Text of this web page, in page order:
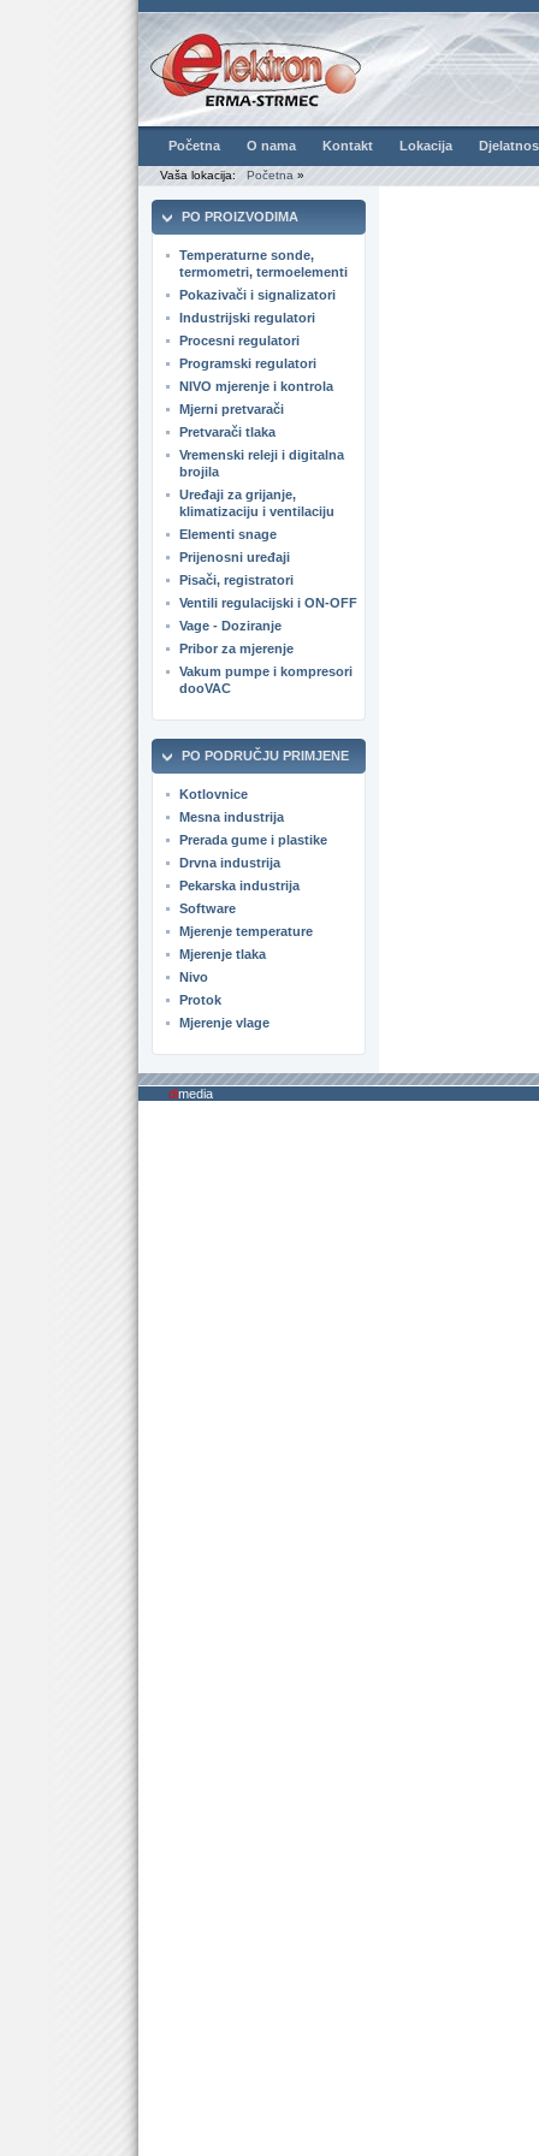
Početna O nama Kontakt Lokacija
Vaša lokacija: Početna »
PO PROIZVODIMA
Temperaturne sonde,
termometri, termoelementi
Pokazivači i signalizatori
Industrijski regulatori
Procesni regulatori
Programski regulatori
NIVO mjerenje i kontrola
Mjerni pretvarači
Pretvarači tlaka
Vremenski releji i digitalna
brojila
Uređaji za grijanje,
klimatizaciju i ventilaciju
Elementi snage
Prijenosni uređaji
Pisači, registratori
Ventili regulacijski i ON-OFF
Vage - Doziranje
Pribor za mjerenje
Vakum pumpe i kompresori
dooVAC
PO PODRUČJU PRIMJENE
Kotlovnice
Mesna industrija
Prerada gume i plastike
Drvna industrija
Pekarska industrija
Software
Mjerenje temperature
Mjerenje tlaka
Nivo
Protok
Mjerenje vlage
dimedia